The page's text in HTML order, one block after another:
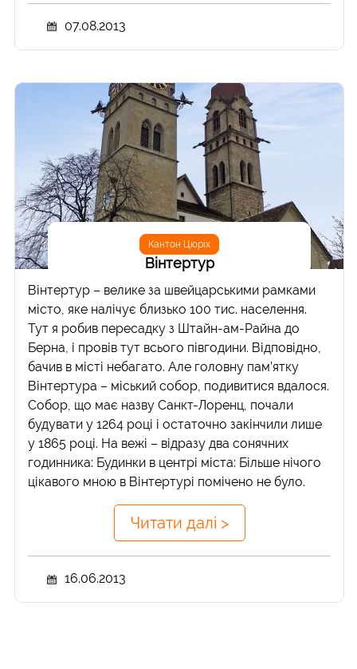
07.08.2013
Кантон Цюріх
Вінтертур
Вінтертур – велике за швейцарськими рамками
місто, яке налічує близько 100 тис. населення.
Тут я робив пересадку з Штайн-ам-Райна до
Берна, і провів тут всього півгодини. Відповідно,
бачив в місті небагато. Але головну пам’ятку
Вінтертура – міський собор, подивитися вдалося.
Собор, що має назву Санкт-Лоренц, почали
будувати у 1264 році і остаточно закінчили лише
у 1865 році. На вежі – відразу два сонячних
годинника: Будинки в центрі міста: Більше нічого
цікавого мною в Вінтертурі помічено не було.
Читати далі >
16.06.2013